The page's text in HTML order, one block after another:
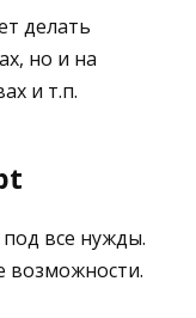
делать
но и на
и т.п.
все нужды.
возможности.